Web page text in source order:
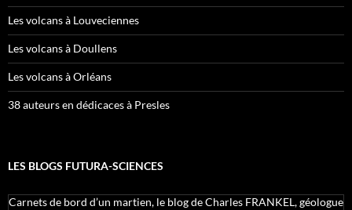
Les volcans à Louveciennes
Les volcans à Doullens
Les volcans à Orléans
38 auteurs en dédicaces à Presles
LES BLOGS FUTURA-SCIENCES
Carnets de bord d’un martien, le blog de Charles FRANKEL, géologue